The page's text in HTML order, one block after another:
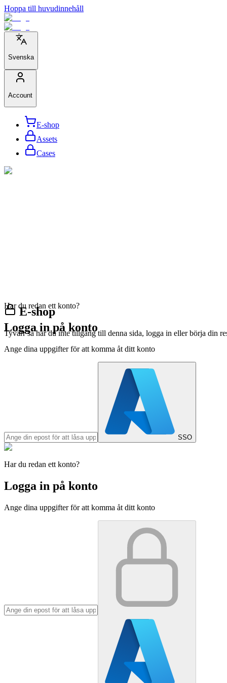
Hoppa till huvudinnehåll
Svenska
Account
E-shop
Assets
Cases
E-shop
Tyvärr så har du inte tillgång till denna sida, logga in eller börja din
Har du redan ett konto?
Logga in på konto
Ange dina uppgifter för att komma åt ditt konto
SSO
Har du redan ett konto?
Logga in på konto
Ange dina uppgifter för att komma åt ditt konto